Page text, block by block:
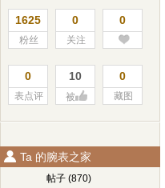
1625
粉丝
0
关注
0
0
表点评
10
被
0
藏图
Ta 的腕表之家
帖子 (870)